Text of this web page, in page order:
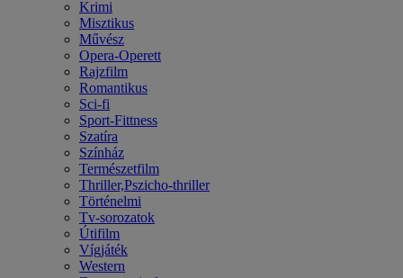
Krimi
Misztikus
Művész
Opera-Operett
Rajzfilm
Romantikus
Sci-fi
Sport-Fittness
Szatíra
Színház
Természetfilm
Thriller,Pszicho-thriller
Történelmi
Tv-sorozatok
Útifilm
Vígjáték
Western